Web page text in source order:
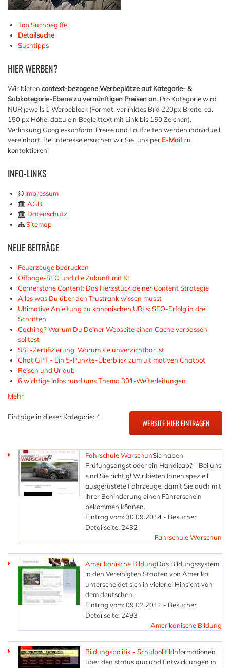
Top Suchbegiffe
Detailsuche
Suchtipps
HIERWERBEN?
Wir bieten context-bezogene Werbeplätze auf Kategorie- &
Subkategorie-Ebene zu vernünftigen Preisen an. Pro Kategorie wird
NUR jeweils 1 Werbeblock (Format: verlinktes Bild 220px Breite, ca.
150 px Höhe, dazu ein Begleittext mit Link bis 150 Zeichen),
Verlinkung Google-konform, Preise und Laufzeiten werden individuell
vereinbart. Bei Interesse ersuchen wir Sie, uns per E-Mailzu
kontaktieren!
INFO-LINKS
Impressum
AGB
Datenschutz
Sitemap
NEUEBEITRÄGE
Feuerzeuge bedrucken
Offpage-SEO und die Zukunft mit KI
Cornerstone Content: Das Herzstück deiner Content Strategie
Alles was Du über den Trustrank wissen musst
Ultimative Anleitung zu kanonischen URLs: SEO-Erfolg in drei
Schritten
Caching? Warum Du Deiner Webseite einen Cache verpassen
solltest
SSL-Zertifizierung: Warum sie unverzichtbar ist
Chat GPT - Ein 5-Punkte-Überblick zum ultimativen Chatbot
Reisen und Urlaub
6 wichtige Infos rund ums Thema 301-Weiterleitungen
Mehr
Einträge in dieser Kategorie: 4
Fahrschule WarschunSie haben
Prüfungsangst oder ein Handicap? - Bei uns
sind Sie richtig! Wir bieten Ihnen speziell
ausgerüstete Fahrzeuge, damit Sie auch mit
Ihrer Behinderung einen Führerschein
bekommen können.
Eintrag vom: 30.09.2014 - Besucher
Detailseite: 2432
Fahrschule Warschun
Amerikanische BildungDas Bildungssystem
in den Vereinigten Staaten von Amerika
unterscheidet sich in vielerlei Hinsicht von
dem deutschen.
Eintrag vom: 09.02.2011 - Besucher
Detailseite: 2493
Amerikanische Bildung
Bildungspolitik - SchulpolitikInformationen
über den status quo und Entwicklungen in